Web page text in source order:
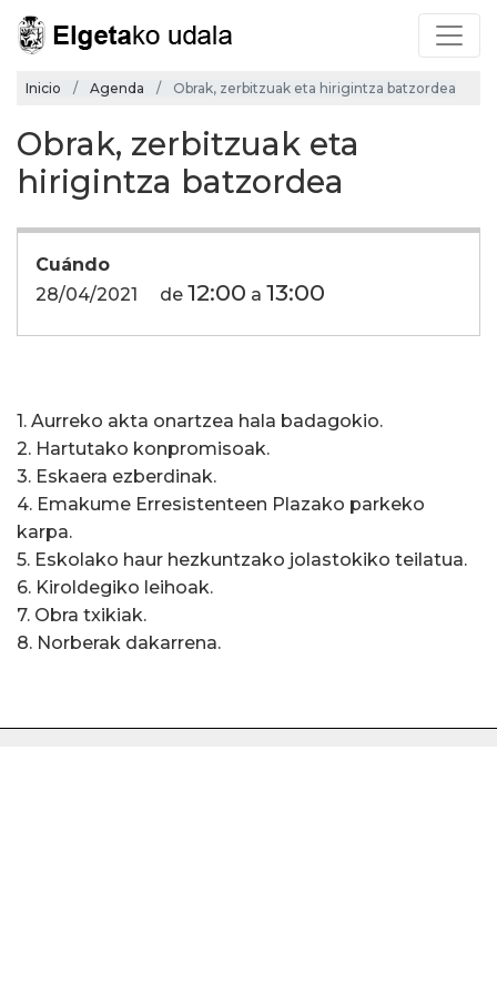
Inicio Agenda Obrak, zerbitzuak eta hirigintza batzordea
Obrak, zerbitzuak eta
hirigintza batzordea
Cuándo
28/04/2021
de 12:00 a 13:00
1. Aurreko akta onartzea hala badagokio.
2. Hartutako konpromisoak.
3. Eskaera ezberdinak.
4. Emakume Erresistenteen Plazako parkeko
karpa.
5. Eskolako haur hezkuntzako jolastokiko teilatua.
6. Kiroldegiko leihoak.
7. Obra txikiak.
8. Norberak dakarrena.